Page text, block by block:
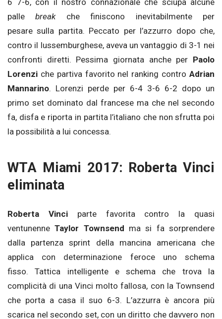
6 7-6, con il nostro connazionale che sciupa alcune
pallebreakche finiscono inevitabilmente per
pesare sulla partita. Peccato per l’azzurro dopo che,
contro il lussemburghese, aveva un vantaggio di 3-1 nei
confronti diretti. Pessima giornata anche per Paolo
Lorenzi che partiva favorito nel ranking contro Adrian
Mannarino. Lorenzi perde per 6-4 3-6 6-2 dopo un
primo set dominato dal francese ma che nel secondo
fa, disfa e riporta in partita l’italiano che non sfrutta poi
la possibilità a lui concessa.
WTA Miami 2017: Roberta Vinci
eliminata
Roberta Vinciparte favorita contro la quasi
ventunenneTaylor Townsend ma si fa sorprendere
dalla partenza sprint della mancina americana che
applica con determinazione feroce uno schema
fisso. Tattica intelligente e schema che trova la
complicità di una Vinci molto fallosa, con la Townsend
che porta a casa il suo 6-3. L’azzurra è ancora più
scarica nel secondo set, con un diritto che davvero non